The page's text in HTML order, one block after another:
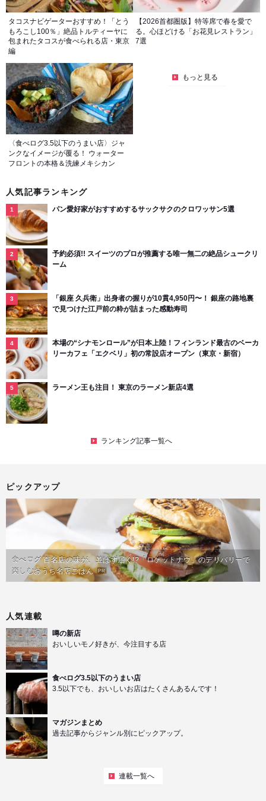
タコスナビゲーターおすすめ！「とう
もろこし100％」絶品トルティーヤに
包まれたタコスが食べられる店・東京
編
【2026首都圏版】特等席で春を愛で
る。心ほどける「お花見レストラン」
7選
〈食べログ3.5以下のうまい店〉ジャ
ンクなイメージが覆る！ ウォーター
フロントの本格＆洗練メキシカン
もっと見る
人気記事ランキング
パン愛好家がおすすめするサックサクのクロワッサン5選
予約必須!! スイーツのプロが推薦する唯一無二の絶品シュークリ
ーム
「銀座 久兵衛」出身者の握りが10貫4,950円〜！ 銀座の路地裏
で見つけた江戸前の粋が詰まった感動寿司
本場の“シナモンロール”が日本上陸！フィンランド最古のベーカ
リーカフェ「エクベリ」初の常設店オープン（東京・新宿）
ラーメン王も注目！ 東京のラーメン新店4選
ランキング記事一覧へ
ピックアップ
食べログ 百名店の味が、並ばず届く!?「ロケットナウ」のデリバリーで
楽しむおうち名店ごはん PR
人気連載
噂の新店
おいしいモノ好きが、今注目する店
食べログ3.5以下のうまい店
3.5以下でも、おいしいお店はたくさんあるんです！
マガジンまとめ
過去記事からジャンル別にピックアップ。
連載一覧へ